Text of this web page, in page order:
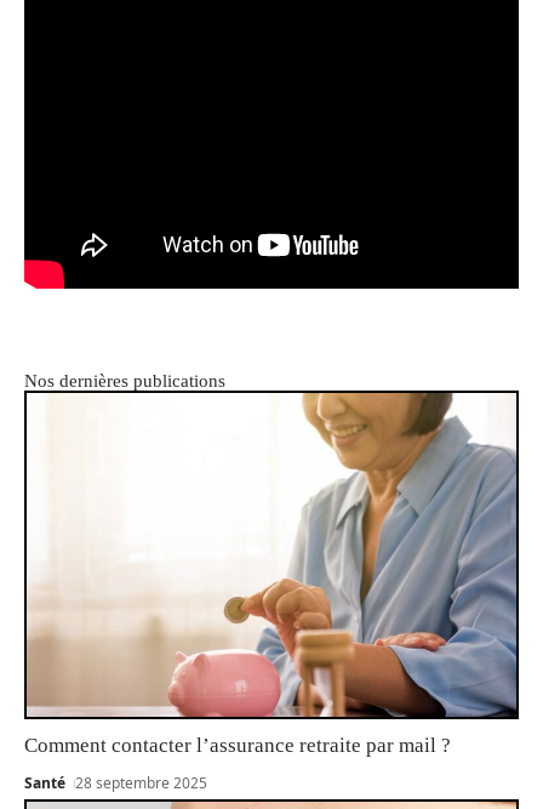
Nos dernières publications
Comment contacter l’assurance retraite par mail ?
Santé 28 septembre 2025